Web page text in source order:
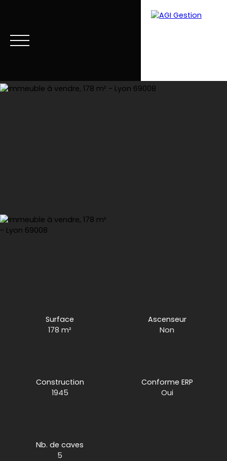
Estimation
Surface
178m²
Ascenseur
Non
Construction
1945
Conforme ERP
Oui
Nb. de caves
5